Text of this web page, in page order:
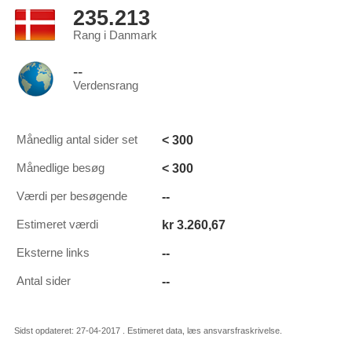
235.213
Rang i Danmark
--
Verdensrang
Månedlig antal sider set < 300
Månedlige besøg < 300
Værdi per besøgende --
Estimeret værdi kr 3.260,67
Eksterne links --
Antal sider --
Sidst opdateret: 27-04-2017 . Estimeret data, læs ansvarsfraskrivelse.